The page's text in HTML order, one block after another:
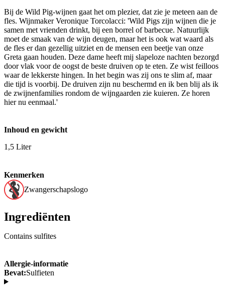
Bij de Wild Pig-wijnen gaat het om plezier, dat zie je meteen aan de
fles. Wijnmaker Veronique Torcolacci: 'Wild Pigs zijn wijnen die je
samen met vrienden drinkt, bij een borrel of barbecue. Natuurlijk
moet de smaak van de wijn deugen, maar het is ook wat waard als
de fles er dan gezellig uitziet en de mensen een beetje van onze
Greta gaan houden. Deze dame heeft mij slapeloze nachten bezorgd
door vlak voor de oogst de beste druiven op te eten. Ze wist feilloos
waar de lekkerste hingen. In het begin was zij ons te slim af, maar
die tijd is voorbij. De druiven zijn nu beschermd en ik ben blij als ik
de zwijnenfamilies rondom de wijngaarden zie kuieren. Ze horen
hier nu eenmaal.'
Inhoud en gewicht
1,5 Liter
Kenmerken
Zwangerschapslogo
Ingrediënten
Contains sulfites
Allergie-informatie
Bevat:Sulfieten